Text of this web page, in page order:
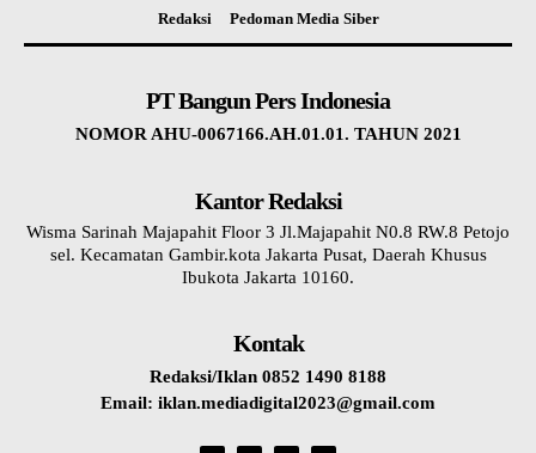
Redaksi Pedoman Media Siber
PT Bangun Pers Indonesia
NOMOR AHU-0067166.AH.01.01. TAHUN 2021
Kantor Redaksi
Wisma Sarinah Majapahit Floor 3 Jl.Majapahit N0.8 RW.8 Petojo
sel. Kecamatan Gambir.kota Jakarta Pusat, Daerah Khusus
Ibukota Jakarta 10160.
Kontak
Redaksi/Iklan 0852 1490 8188
Email: iklan.mediadigital2023@gmail.com